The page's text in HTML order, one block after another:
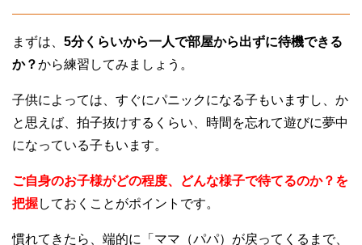
まずは、 5分くらいから一人で部屋から出ずに待機できる
か？から練習してみましょう。
子供によっては、すぐにパニックになる子もいますし、か
と思えば、拍子抜けするくらい、時間を忘れて遊びに夢中
になっている子もいます。
ご自身のお子様がどの程度、どんな様子で待てるのか？を
把握しておくことがポイントです。
慣れてきたら、端的に「ママ（パパ）が戻ってくるまで、